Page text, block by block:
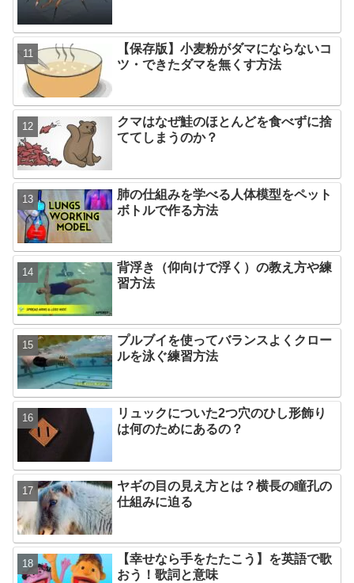
【保存版】小麦粉がダマにならないコ
ツ・できたダマを無くす方法
クマはなぜ鮭のほとんどを食べずに捨
ててしまうのか？
肺の仕組みを学べる人体模型をペット
ボトルで作る方法
背浮き（仰向けで浮く）の教え方や練
習方法
プルブイを使ってバランスよくクロー
ルを泳ぐ練習方法
リュックについた2つ穴のひし形飾り
は何のためにあるの？
ヤギの目の見え方とは？横長の瞳孔の
仕組みに迫る
【幸せなら手をたたこう】を英語で歌
おう！歌詞と意味